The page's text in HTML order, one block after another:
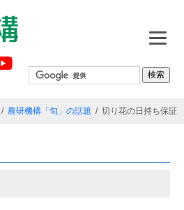
農研機構「旬」の話題 切り花の日持ち保証